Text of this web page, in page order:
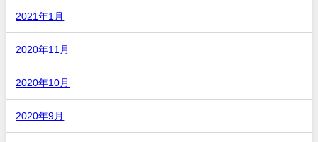
2021年1月
2020年11月
2020年10月
2020年9月